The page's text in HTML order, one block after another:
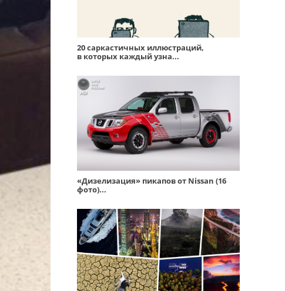
20 саркастичных иллюстраций,
в которых каждый узна...
«Дизелизация» пикапов от Nissan (16
фото)...